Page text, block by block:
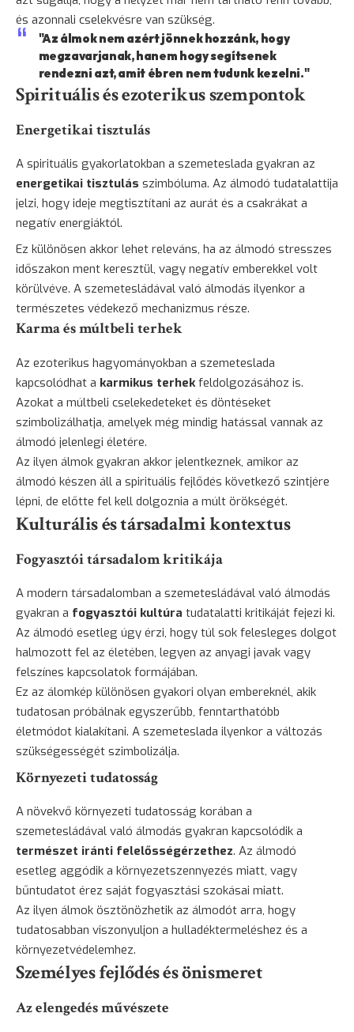
és azonnali cselekvésre van szükség.
"Az álmok nem azért jönnek hozzánk, hogy
megzavarjanak, hanem hogy segítsenek
rendezni azt, amit ébren nem tudunk kezelni."
Spirituális és ezoterikus szempontok
Energetikai tisztulás
A spirituális gyakorlatokban a szemeteslada gyakran az
energetikai tisztulás szimbóluma. Az álmodó tudatalattija
jelzi, hogy ideje megtisztítani az aurát és a csakrákat a
negatív energiáktól.
Ez különösen akkor lehet releváns, ha az álmodó stresszes
időszakon ment keresztül, vagy negatív emberekkel volt
körülvéve. A szemetesládával való álmodás ilyenkor a
természetes védekező mechanizmus része.
Karma és múltbeli terhek
Az ezoterikus hagyományokban a szemeteslada
kapcsolódhat a karmikus terhekfeldolgozásához is.
Azokat a múltbeli cselekedeteket és döntéseket
szimbolizálhatja, amelyek még mindig hatással vannak az
álmodó jelenlegi életére.
Az ilyen álmok gyakran akkor jelentkeznek, amikor az
álmodó készen áll a spirituális fejlődés következő szintjére
lépni, de előtte fel kell dolgoznia a múlt örökségét.
Kulturális és társadalmi kontextus
Fogyasztói társadalom kritikája
A modern társadalomban a szemetesládával való álmodás
gyakran a fogyasztói kultúra tudatalatti kritikáját fejezi ki.
Az álmodó esetleg úgy érzi, hogy túl sok felesleges dolgot
halmozott fel az életében, legyen az anyagi javak vagy
felszínes kapcsolatok formájában.
Ez az álomkép különösen gyakori olyan embereknél, akik
tudatosan próbálnak egyszerűbb, fenntarthatóbb
életmódot kialakítani. A szemeteslada ilyenkor a változás
szükségességét szimbolizálja.
Környezeti tudatosság
A növekvő környezeti tudatosság korában a
szemetesládával való álmodás gyakran kapcsolódik a
természet iránti felelősségérzethez. Az álmodó
esetleg aggódik a környezetszennyezés miatt, vagy
bűntudatot érez saját fogyasztási szokásai miatt.
Az ilyen álmok ösztönözhetik az álmodót arra, hogy
tudatosabban viszonyuljon a hulladéktermeléshez és a
környezetvédelemhez.
Személyes fejlődés és önismeret
Az elengedés művészete